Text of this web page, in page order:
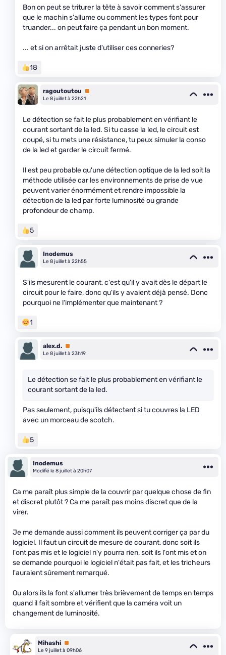
Bon on peut se triturer la tête à savoir comment s'assurer
que le machin s'allume ou comment les types font pour
truander... on peut faire ça pendant un bon moment.
... et si on arrêtait juste d'utiliser ces conneries?
18
ragoutoutou
Premium
Le 8 juillet à 22h21
Le détection se fait le plus probablement en vérifiant le
courant sortant de la led. Si tu casse la led, le circuit est
coupé, si tu mets une résistance, tu peux simuler la conso
de la led et garder le circuit fermé.
Il est peu probable qu'une détection optique de la led soit la
méthode utilisée car les environnements de prise de vue
peuvent varier énormément et rendre impossible la
détection de la led par forte luminosité ou grande
profondeur de champ.
5
Inodemus
Le 8 juillet à 22h55
S'ils mesurent le courant, c'est qu'il y avait dès le départ le
circuit pour le faire, donc qu'ils y avaient déjà pensé. Donc
pourquoi ne l'implémenter que maintenant ?
1
alex.d. Premium
Le 8 juillet à 23h19
Le détection se fait le plus probablement en vérifiant le
courant sortant de la led.
Pas seulement, puisqu'ils détectent si tu couvres la LED
avec un morceau de scotch.
5
Inodemus
Modifié le 8 juillet à 20h07
Ca me paraît plus simple de la couvrir par quelque chose de fin
et discret plutôt ? Ca me paraît pas moins discret que de la
virer.
Je me demande aussi comment ils peuvent corriger ça par du
logiciel. Il faut un circuit de mesure de courant, donc soit ils
l'ont pas mis et le logiciel n'y pourra rien, soit ils l'ont mis et on
se demande pourquoi le logiciel n'était pas fait, et les tricheurs
l'auraient sûrement remarqué.
Ou alors ils la font s'allumer très brièvement de temps en temps
quand il fait sombre et vérifient que la caméra voit un
changement de luminosité.
Mihashi Premium
Le 9 juillet à 09h06